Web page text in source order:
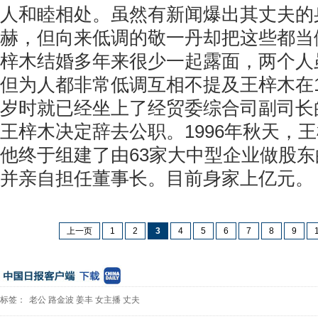
人和睦相处。虽然有新闻爆出其丈夫
赫，但向来低调的敬一丹却把这些都
梓木结婚多年来很少一起露面，两个
但为人都非常低调互相不提及王梓木
岁时就已经坐上了经贸委综合司副司
王梓木决定辞去公职。1996年秋天，
他终于组建了由63家大中型企业做股
并亲自担任董事长。目前身家上亿元。
上一页 1 2 3 4 5 6 7 8 9
标签： 老公 路金波 姜丰 女主播 丈夫